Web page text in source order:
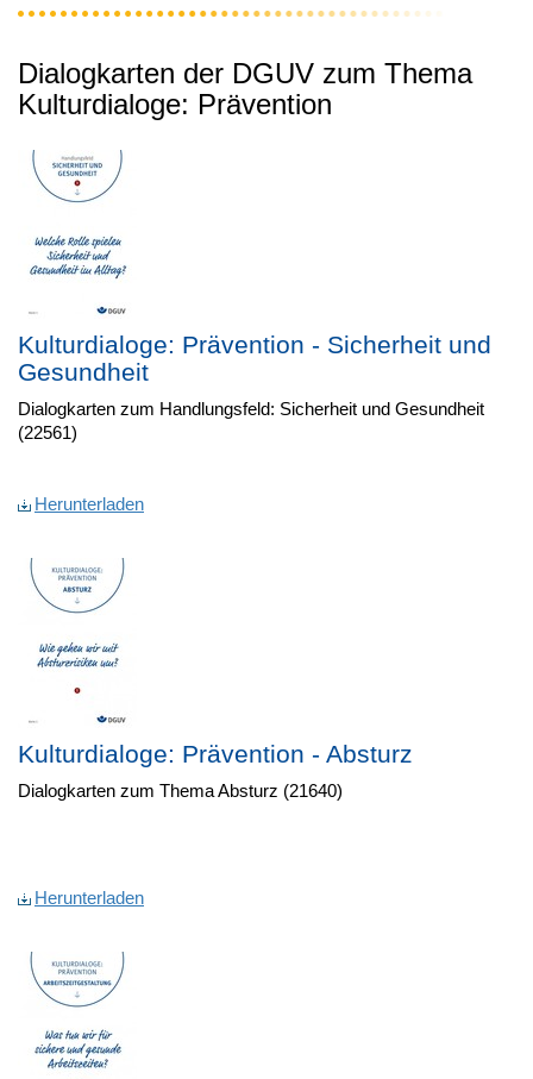
Dialogkarten der DGUV zum Thema
Kulturdialoge: Prävention
Kulturdialoge: Prävention - Sicherheit und
Gesundheit
Dialogkarten zum Handlungsfeld: Sicherheit und Gesundheit
(22561)
Herunterladen
Kulturdialoge: Prävention - Absturz
Dialogkarten zum Thema Absturz (21640)
Herunterladen